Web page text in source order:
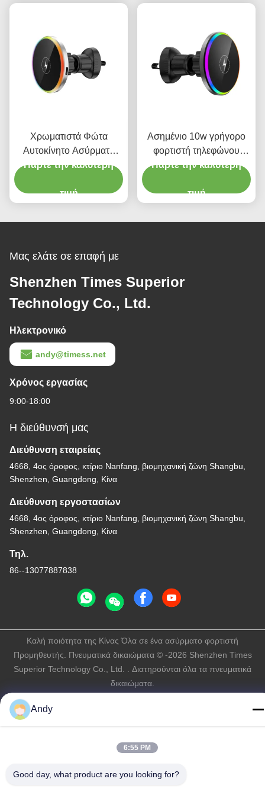
Χρωματιστά Φώτα
Αυτοκίνητο Ασύρματη
φόρτιση Μαγνητικός
Αυτοκινητοκινητόφωνο
Πάρτε την καλύτερη
τιμή
Ασημένιο 10w γρήγορο
φορτιστή τηλεφώνου
αυτοκινήτου Κρατητής
χαμηλής θερμοκρασίας
Πάρτε την καλύτερη
τιμή
Μας ελάτε σε επαφή με
Shenzhen Times Superior
Technology Co., Ltd.
Ηλεκτρονικό
andy@timess.net
Χρόνος εργασίας
9:00-18:00
Η διεύθυνσή μας
Διεύθυνση εταιρείας
4668, 4ος όροφος, κτίριο Nanfang, βιομηχανική ζώνη Shangbu,
Shenzhen, Guangdong, Κίνα
Διεύθυνση εργοστασίων
4668, 4ος όροφος, κτίριο Nanfang, βιομηχανική ζώνη Shangbu,
Shenzhen, Guangdong, Κίνα
Τηλ.
86--13077887838
Καλή ποιότητα της Κίνας Όλα σε ένα ασύρματο φορτιστή
Προμηθευτής. Πνευματικά δικαιώματα © -2026 Shenzhen Times
Superior Technology Co., Ltd. . Διατηρούνται όλα τα πνευματικά
δικαιώματα.
Andy
6:55 PM
Good day, what product are you looking for?